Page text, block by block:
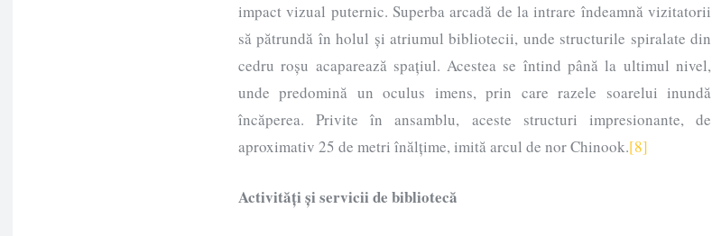
impact vizual puternic. Superba arcadă de la intrare îndeamnă vizitatorii
să pătrundă în holul și atriumul bibliotecii, unde structurile spiralate din
cedru roșu acaparează spațiul. Acestea se întind până la ultimul nivel,
unde predomină un oculus imens, prin care razele soarelui inundă
încăperea. Privite în ansamblu, aceste structuri impresionante, de
aproximativ 25 de metri înălțime, imită arcul de nor Chinook.[8]
Activități și servicii de bibliotecă